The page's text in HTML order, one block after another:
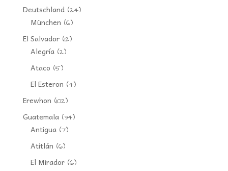
Deutschland(24)
München (6)
El Salvador(12)
Alegría(2)
Ataco (5)
El Esteron (4)
Erewhon (102)
Guatemala(34)
Antigua(7)
Atitlán (6)
El Mirador(6)